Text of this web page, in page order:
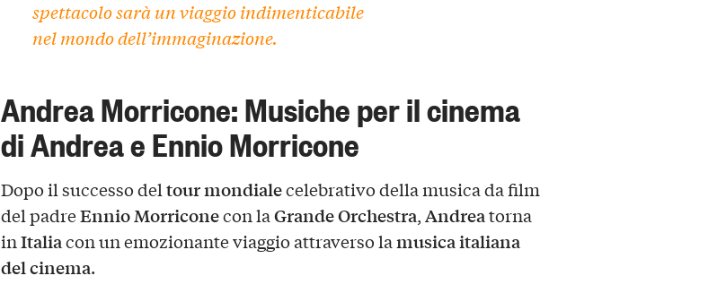
spettacolo sarà un viaggio indimenticabile
nel mondo dell’immaginazione.
Andrea Morricone: Musiche per il cinema
di Andrea e Ennio Morricone
Dopo il successo deltour mondialecelebrativo della musica da film
del padreEnnio Morriconecon laGrande Orchestra,Andreatorna
inItaliacon un emozionante viaggio attraverso lamusica italiana
del cinema.